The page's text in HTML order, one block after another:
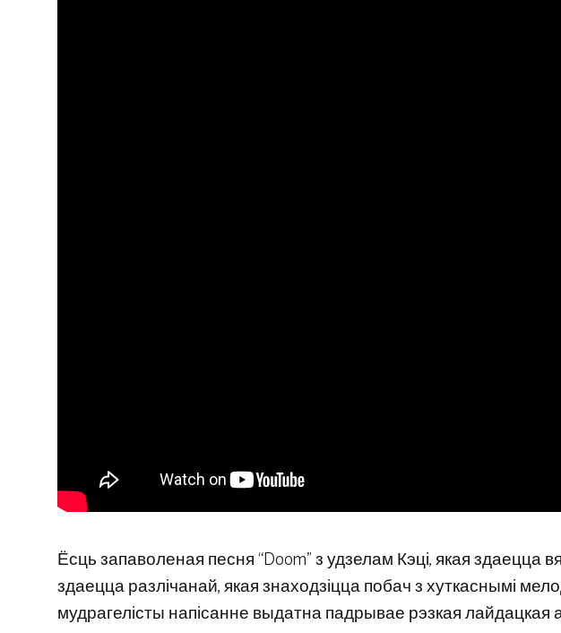
Ёсць запаволеная песня “Doom” з удзелам Кэці, якая здаецца
здаецца разлічанай, якая знаходзіцца побач з хуткаснымі
мудрагелісты напісанне выдатна падрывае рэзкая лайдацкая